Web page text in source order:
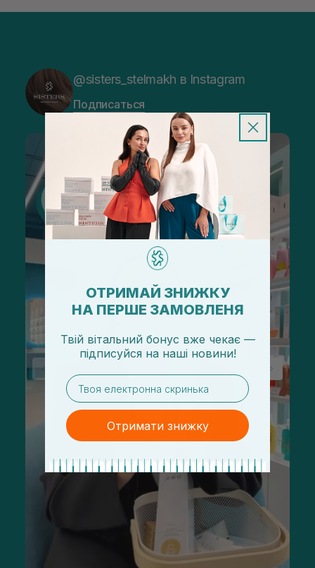
@sisters_stelmakh в Instagram
Подписаться
ОТРИМАЙ ЗНИЖКУ
НА ПЕРШЕ ЗАМОВЛЕНЯ
Твій вітальний бонус вже чекає —
підписуйся на наші новини!
email
Отримати знижку